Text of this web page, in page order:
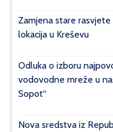
Zamjena stare
lokacija u Kreševu
Odluka o izboru
vodovodne mreže u
Sopot“
Nova sredstva iz